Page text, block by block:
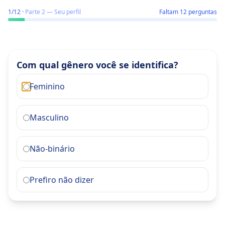
1/12 · Parte 2—Seu perfil Faltam 12 perguntas
Com qual gênero você se identifica?
Feminino
Masculino
Não-binário
Prefiro não dizer